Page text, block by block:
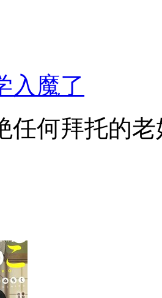
入魔了
任何拜托的老